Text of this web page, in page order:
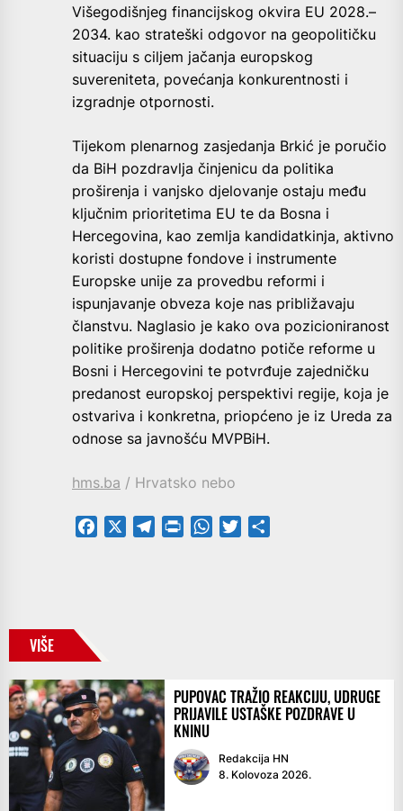
Višegodišnjeg financijskog okvira EU 2028.–
2034. kao strateški odgovor na geopolitičku
situaciju s ciljem jačanja europskog
suvereniteta, povećanja konkurentnosti i
izgradnje otpornosti.
Tijekom plenarnog zasjedanja Brkić je poručio
da BiH pozdravlja činjenicu da politika
proširenja i vanjsko djelovanje ostaju među
ključnim prioritetima EU te da Bosna i
Hercegovina, kao zemlja kandidatkinja, aktivno
koristi dostupne fondove i instrumente
Europske unije za provedbu reformi i
ispunjavanje obveza koje nas približavaju
članstvu. Naglasio je kako ova pozicioniranost
politike proširenja dodatno potiče reforme u
Bosni i Hercegovini te potvrđuje zajedničku
predanost europskoj perspektivi regije, koja je
ostvariva i konkretna, priopćeno je iz Ureda za
odnose sa javnošću MVPBiH.
hms.ba / Hrvatsko nebo
Facebook TelegramPrintFriendly
WhatsApp
Twitter
VIŠE
PUPOVAC TRAŽIO REAKCIJU, UDRUGE
PRIJAVILE USTAŠKE POZDRAVE U
KNINU
Redakcija HN
8. Kolovoza 2026.